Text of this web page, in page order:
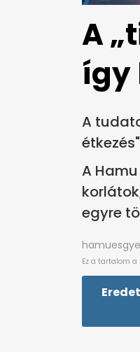
A
így
A
A
egyre